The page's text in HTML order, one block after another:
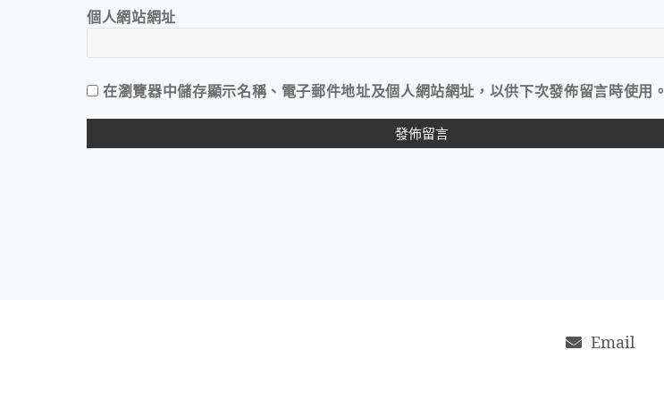
個人網站網址
在瀏覽器中儲存顯示名稱、電子郵件地址及個人網站網址，以供下次發佈留言時使用。
Email